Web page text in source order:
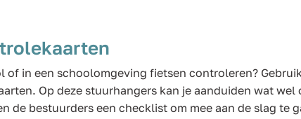
of in een schoolomgeving fietsen controleren?
Op deze stuurhangers kan je aanduiden wat wel
de bestuurders een checklist om mee aan de slag te